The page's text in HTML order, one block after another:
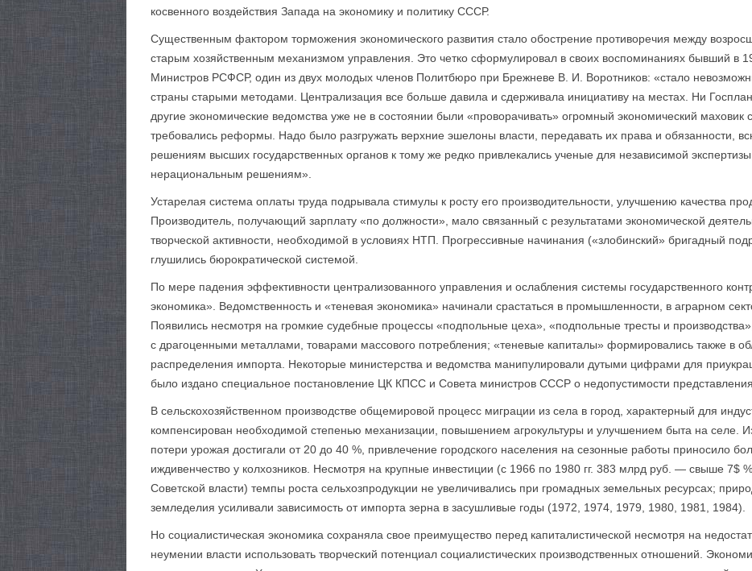
косвенного воздействия Запада на экономику и политику СССР.
Существенным фактором торможения экономического развития стало обострение противоречия между
старым хозяйственным механизмом управления. Это четко сформулировал в своих воспоминаниях бывший в
Министров РСФСР, один из двух молодых членов Политбюро при Брежневе В. И. Воротников: «стало
страны старыми методами. Централизация все больше давила и сдерживала инициативу на местах. Ни
другие экономические ведомства уже не в состоянии были «проворачивать» огромный экономический маховик
требовались реформы. Надо было разгружать верхние эшелоны власти, передавать их права и обязанности,
решениям высших государственных органов к тому же редко привлекались ученые для независимой
нерациональным решениям».
Устарелая система оплаты труда подрывала стимулы к росту его производительности, улучшению качества
Производитель, получающий зарплату «по должности», мало связанный с результатами экономической
творческой активности, необходимой в условиях НТП. Прогрессивные начинания («злобинский» бригадный
глушились бюрократической системой.
По мере падения эффективности централизованного управления и ослабления системы государственного
экономика». Ведомственность и «теневая экономика» начинали срастаться в промышленности, в аграрном
Появились несмотря на громкие судебные процессы «подпольные цеха», «подпольные тресты и
с драгоценными металлами, товарами массового потребления; «теневые капиталы» формировались также в
распределения импорта. Некоторые министерства и ведомства манипулировали дутыми цифрами для
было издано специальное постановление ЦК КПСС и Совета министров СССР о недопустимости
В сельскохозяйственном производстве общемировой процесс миграции из села в город, характерный для
компенсирован необходимой степенью механизации, повышением агрокультуры и улучшением быта на селе.
потери урожая достигали от 20 до 40 %, привлечение городского населения на сезонные работы приносило
иждивенчество у колхозников. Несмотря на крупные инвестиции (с 1966 по 1980 гг. 383 млрд руб. — свыше 7$
Советской власти) темпы роста сельхозпродукции не увеличивались при громадных земельных ресурсах;
земледелия усиливали зависимость от импорта зерна в засушливые годы (1972, 1974, 1979, 1980, 1981, 1984).
Но социалистическая экономика сохраняла свое преимущество перед капиталистической несмотря на
неумении власти использовать творческий потенциал социалистических производственных отношений.